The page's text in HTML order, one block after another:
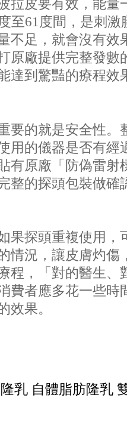
拉皮要有效，能量
度至61 度間，是刺激
不足，就會沒有效
原廠提供完整發數
達到驚豔的療程效
要的就是安全性。
用的儀器是否有經
有原廠「防偽雷射
整的探頭包裝做確
果探頭重複使用，
情況，讓皮膚灼傷
程，「對的醫生、
費者應多花一些時
效果。
隆乳 自體脂肪隆乳